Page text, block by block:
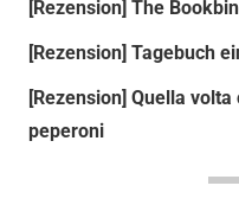
[Rezension] The
[Rezension] Tagebuch
[Rezension] Quella
peperoni